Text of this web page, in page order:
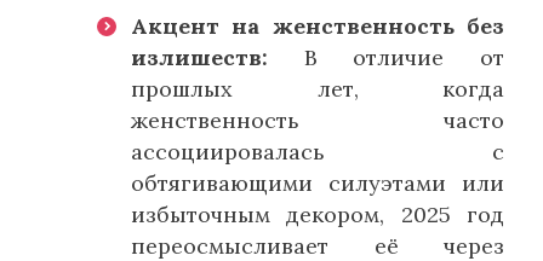
Акцент на женственность без
излишеств: В отличие от
прошлых лет, когда
женственность часто
ассоциировалась с
обтягивающими силуэтами или
избыточным декором, 2025 год
переосмысливает её через